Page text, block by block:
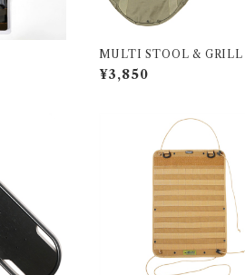
MULTI STOOL & GRILL
E ブラック
¥3,850